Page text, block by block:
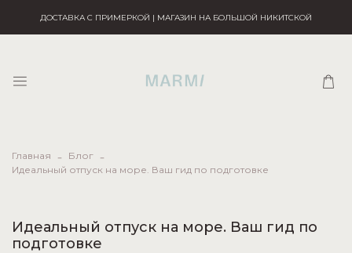
ДОСТАВКА С ПРИМЕРКОЙ | МАГАЗИН НА БОЛЬШОЙ НИКИТСКОЙ
Главная
Блог
Идеальный отпуск на море. Ваш гид по подготовке
Идеальный отпуск на море. Ваш гид по
подготовке